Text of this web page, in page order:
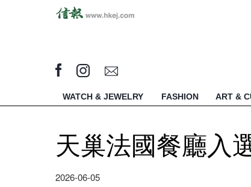
WATCH & JEWELRY FASHION ART &
天巢法國餐廳入
2026-06-05